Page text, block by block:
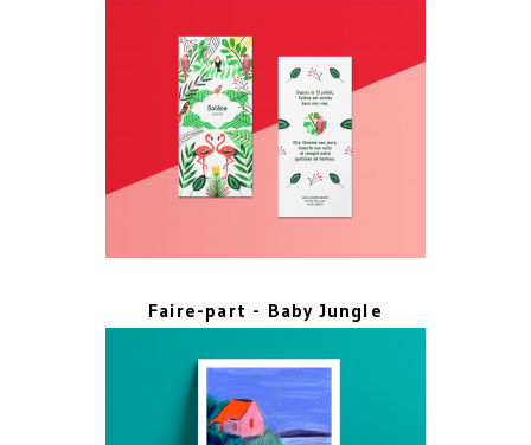
Faire-part - Baby Jungle